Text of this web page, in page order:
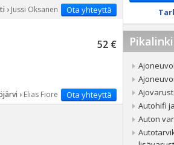
Ota yhteyttä
› Jussi Oksanen
52 €
Ota yhteyttä
› Elias Fiore
Autohifi
Auton